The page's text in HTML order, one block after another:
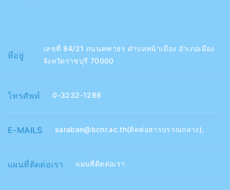
ที่อยู่
เลขที่ 84/21 ถนนคฑาธร ตำบลหน้าเมือง อำเภอเมือง
จังหวัดราชบุรี 70000
โทรศัพท์ 0-3232-1288
E-MAILS saraban@bcnr.ac.th(ติดต่อสารบรรณกลาง),
แผนที่ติดต่อเรา แผนที่ติดต่อเรา